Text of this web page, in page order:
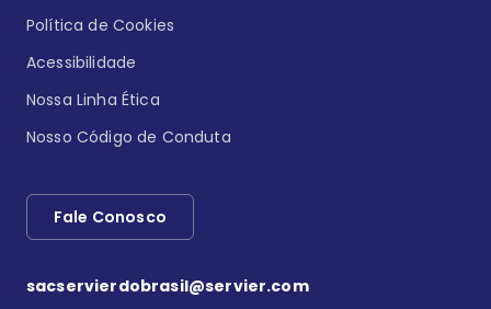
Política de Cookies
Acessibilidade
Nossa Linha Ética
Nosso Código de Conduta
Fale Conosco
sacservierdobrasil@servier.com